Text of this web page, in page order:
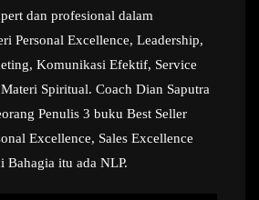
dan profesional dalam
Personal Excellence, Leadership,
Komunikasi Efektif, Service
Spiritual. Coach Dian Saputra
Penulis 3 buku Best Seller
Excellence, Sales Excellence
Bahagia itu ada NLP.